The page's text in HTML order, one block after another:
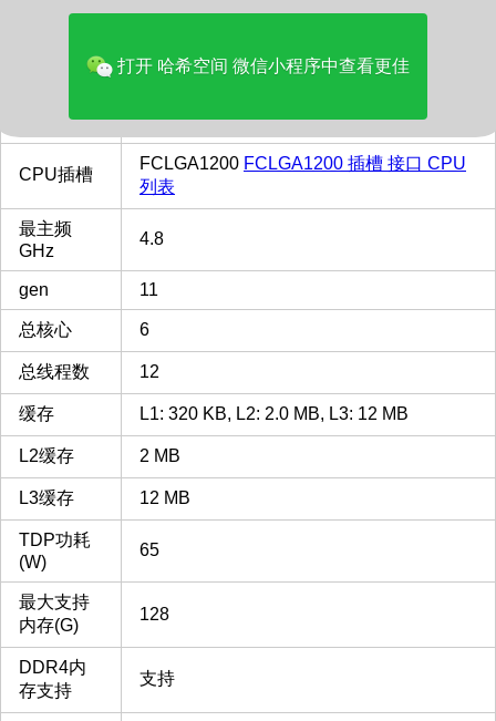
18168
Desktop
CPU插槽
FCLGA1200 FCLGA1200 插槽 接口 CPU
列表
最主频
GHz
4.8
gen 11
总核心 6
总线程数 12
缓存 L1: 320 KB, L2: 2.0 MB, L3: 12 MB
L2缓存 2 MB
L3缓存 12 MB
TDP功耗
(W)
65
最大支持
内存(G)
128
DDR4内
存支持
支持
打开 哈希空间 微信小程序中查看更佳